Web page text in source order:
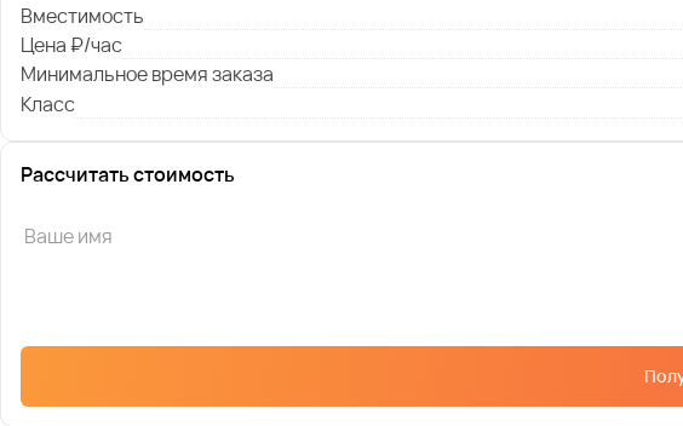
Вместимость
Цена ₽/час
Минимальное время заказа
Класс
Рассчитать стоимость